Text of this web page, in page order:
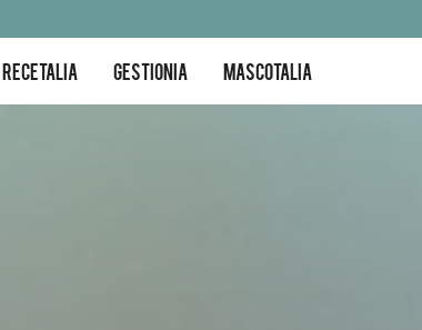
RECETALIA GESTIONIA MASCOTALIA